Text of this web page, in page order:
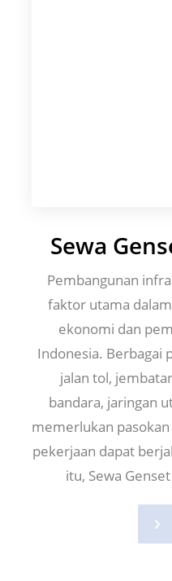
Sewa
Pembangunan
faktor utama
ekonomi dan
Indonesia. Berbagai
jalan tol,
bandara, jaringan
memerlukan
pekerjaan dapat
itu, Sewa